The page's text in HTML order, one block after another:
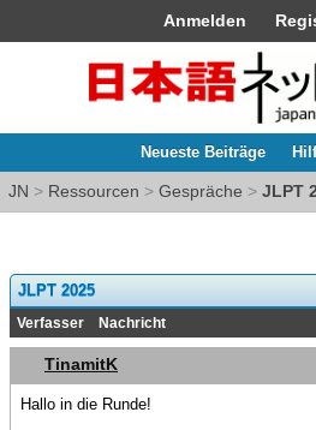
Anmelden
Neueste Beiträge
JN > Ressourcen > Gespräche > JLPT
JLPT 2025
Verfasser Nachricht
TinamitK
Hallo in die Runde!